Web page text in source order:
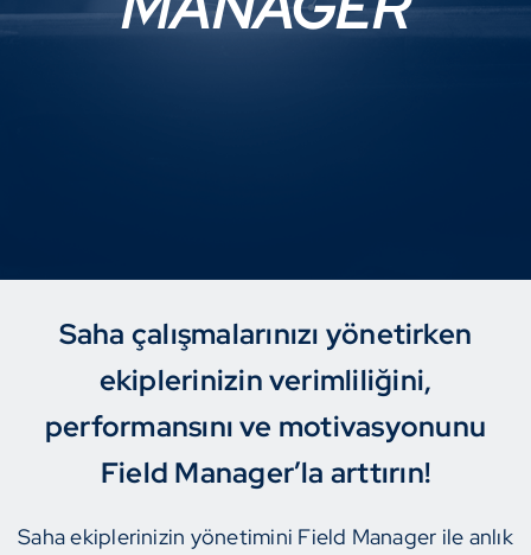
Saha çalışmalarınızı yönetirken
ekiplerinizin verimliliğini,
performansını ve motivasyonunu
Field Manager’la arttırın!
Saha ekiplerinizin yönetimini Field Manager ile anlık